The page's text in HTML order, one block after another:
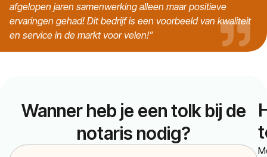
afgelopen jaren samenwerking alleen maar positieve
ervaringen gehad! Dit bedrijf is een voorbeeld van kwaliteit
en service in de markt voor velen!”
Wanner heb je een tolk bij de
notaris nodig?